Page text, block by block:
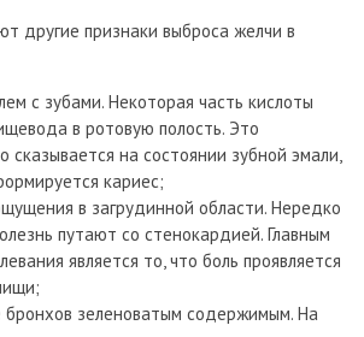
другие признаки выброса желчи в
с зубами. Некоторая часть кислоты
в ротовую полость. Это
сказывается на состоянии зубной эмали,
кариес;
в загрудинной области. Нередко
путают со стенокардией. Главным
является то, что боль проявляется
бронхов зеленоватым содержимым. На